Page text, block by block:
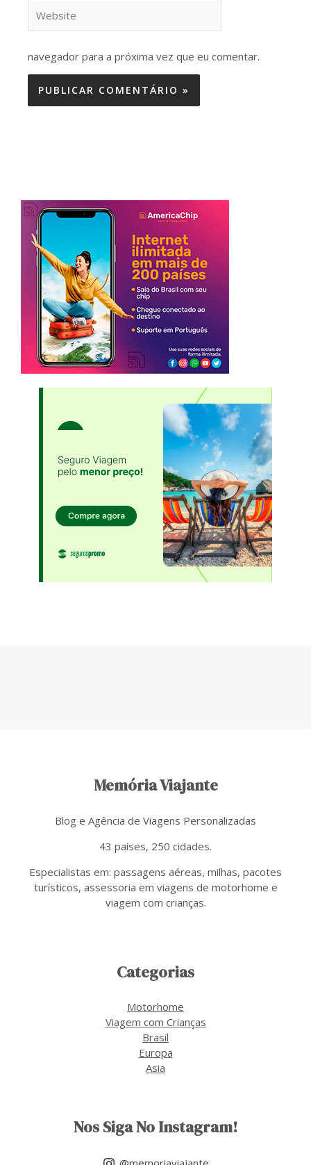
navegador para a próxima vez que eu comentar.
Memória Viajante
Blog e Agência de Viagens Personalizadas
43 países, 250 cidades.
Especialistas em: passagens aéreas, milhas, pacotes
turísticos, assessoria em viagens de motorhome e
viagem com crianças.
Categorias
Motorhome
Viagem com Crianças
Brasil
Europa
Asia
Nos Siga No Instagram!